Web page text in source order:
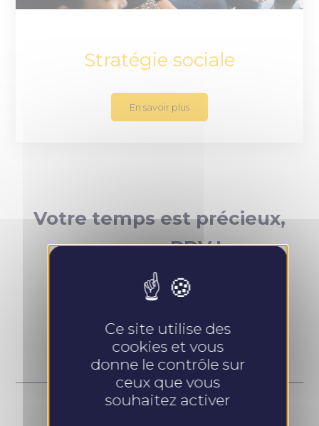
Stratégie sociale
En savoir plus
Votre temps est précieux,
prenez RDV !
Ce site utilise des
cookies et vous
donne le contrôle sur
ceux que vous
souhaitez activer